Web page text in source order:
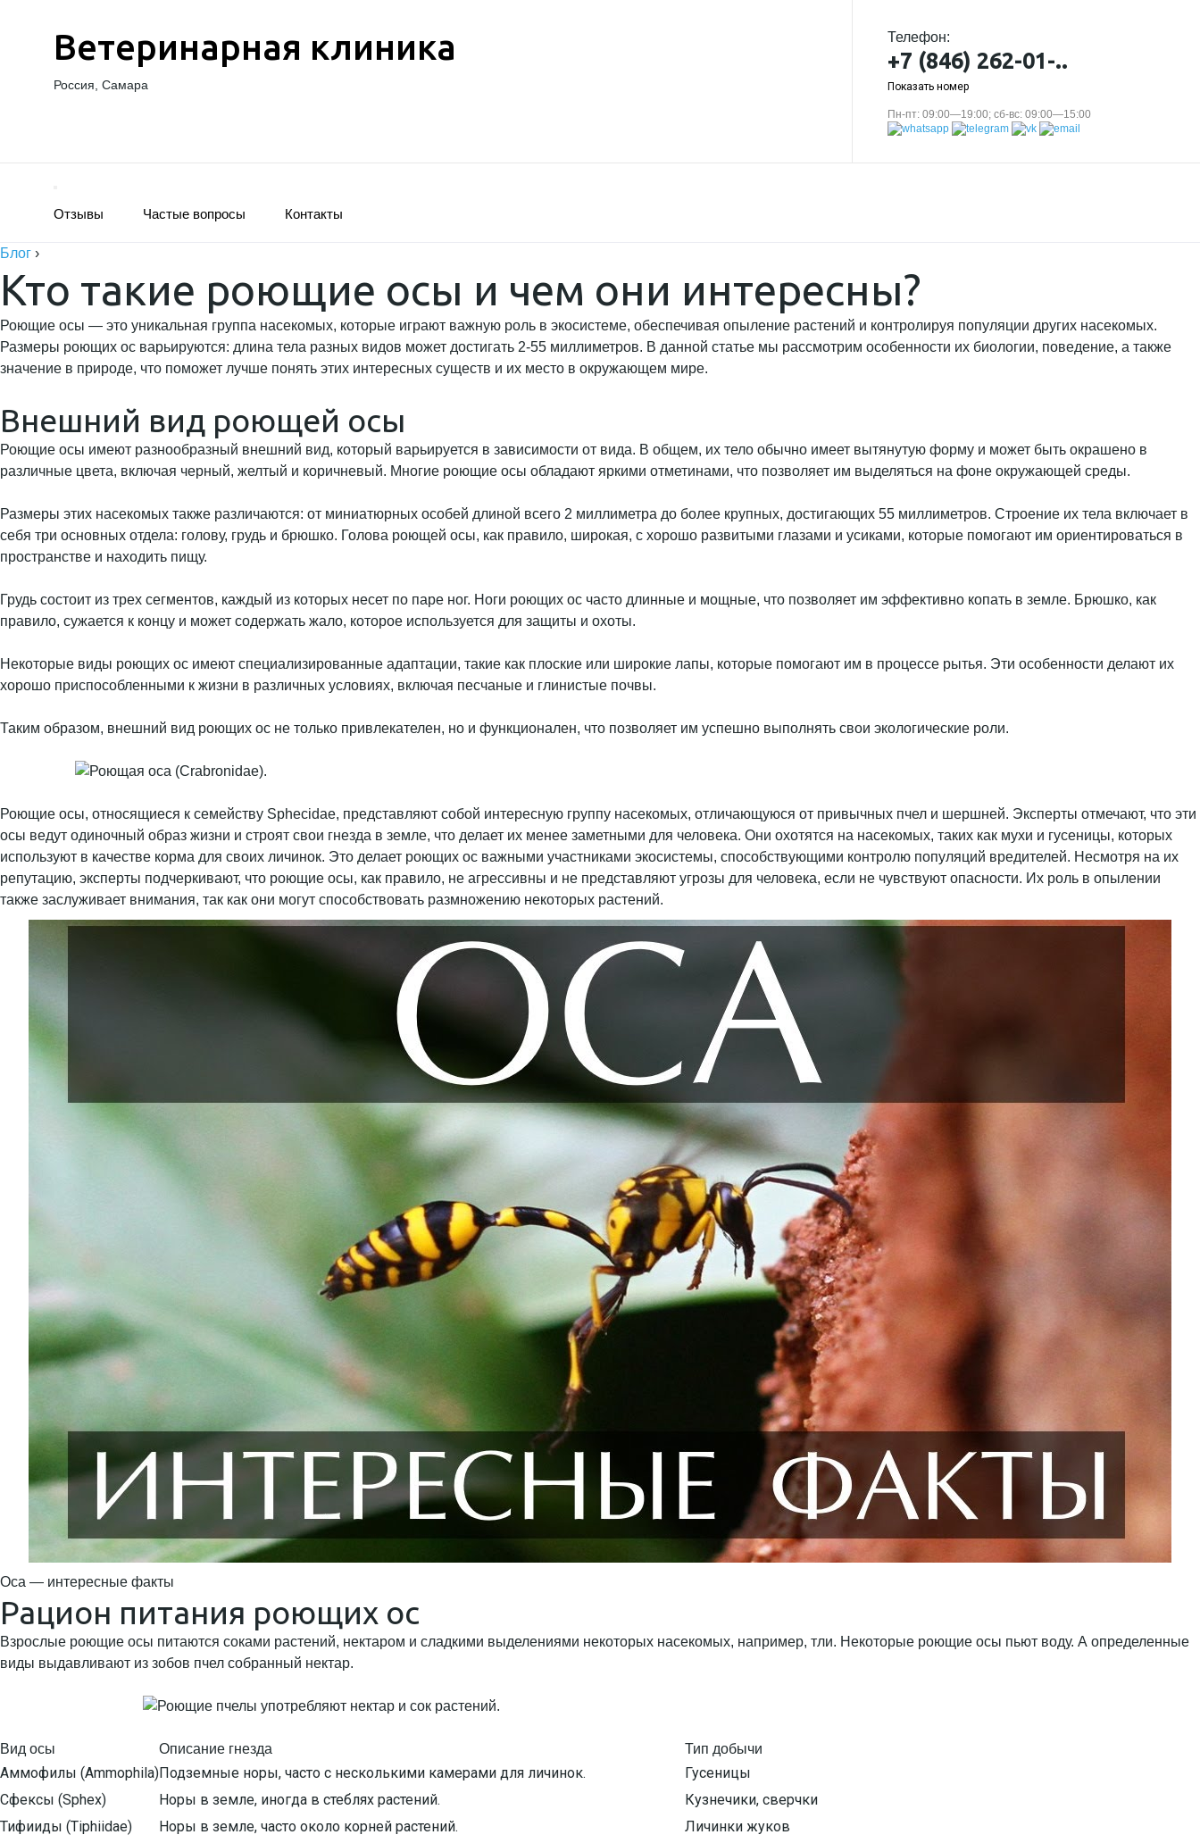
Ветеринарная клиника
Россия, Самара
Телефон:
+7 (846) 262-01-..
Показать номер
Пн-пт: 09:00—19:00; сб-вс: 09:00—15:00
Отзывы Частые вопросы Контакты
Блог ›
Кто такие роющие осы и чем они интересны?
Роющие осы — это уникальная группа насекомых, которые играют важную роль в экосистеме, обеспечивая опыление растений и контролируя популяции других насекомых.
Размеры роющих ос варьируются: длина тела разных видов может достигать 2-55 миллиметров. В данной статье мы рассмотрим особенности их биологии, поведение, а также
значение в природе, что поможет лучше понять этих интересных существ и их место в окружающем мире.
Внешний вид роющей осы
Роющие осы имеют разнообразный внешний вид, который варьируется в зависимости от вида. В общем, их тело обычно имеет вытянутую форму и может быть окрашено в
различные цвета, включая черный, желтый и коричневый. Многие роющие осы обладают яркими отметинами, что позволяет им выделяться на фоне окружающей среды.
Размеры этих насекомых также различаются: от миниатюрных особей длиной всего 2 миллиметра до более крупных, достигающих 55 миллиметров. Строение их тела включает в
себя три основных отдела: голову, грудь и брюшко. Голова роющей осы, как правило, широкая, с хорошо развитыми глазами и усиками, которые помогают им ориентироваться в
пространстве и находить пищу.
Грудь состоит из трех сегментов, каждый из которых несет по паре ног. Ноги роющих ос часто длинные и мощные, что позволяет им эффективно копать в земле. Брюшко, как
правило, сужается к концу и может содержать жало, которое используется для защиты и охоты.
Некоторые виды роющих ос имеют специализированные адаптации, такие как плоские или широкие лапы, которые помогают им в процессе рытья. Эти особенности делают их
хорошо приспособленными к жизни в различных условиях, включая песчаные и глинистые почвы.
Таким образом, внешний вид роющих ос не только привлекателен, но и функционален, что позволяет им успешно выполнять свои экологические роли.
Роющие осы, относящиеся к семейству Sphecidae, представляют собой интересную группу насекомых, отличающуюся от привычных пчел и шершней. Эксперты отмечают, что эти
осы ведут одиночный образ жизни и строят свои гнезда в земле, что делает их менее заметными для человека. Они охотятся на насекомых, таких как мухи и гусеницы, которых
используют в качестве корма для своих личинок. Это делает роющих ос важными участниками экосистемы, способствующими контролю популяций вредителей. Несмотря на их
репутацию, эксперты подчеркивают, что роющие осы, как правило, не агрессивны и не представляют угрозы для человека, если не чувствуют опасности. Их роль в опылении
также заслуживает внимания, так как они могут способствовать размножению некоторых растений.
Оса — интересные факты
Рацион питания роющих ос
Взрослые роющие осы питаются соками растений, нектаром и сладкими выделениями некоторых насекомых, например, тли. Некоторые роющие осы пьют воду. А определенные
виды выдавливают из зобов пчел собранный нектар.
Вид осы Описание гнезда Тип добычи
Аммофилы (Ammophila)Подземные норы, часто с несколькими камерами для личинок.
Гусеницы
Сфексы (Sphex)
Норы в земле, иногда в стеблях растений.
Кузнечики, сверчки
Тифииды (Tiphiidae)
Норы в земле, часто около корней растений.
Личинки жуков